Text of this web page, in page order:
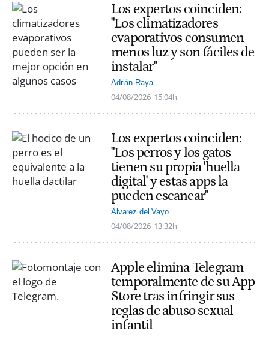
Los expertos coinciden:
"Los climatizadores
evaporativos consumen
menos luz y son fáciles de
instalar"
Adrián Raya
04/08/2026 15:04h
Los expertos coinciden:
"Los perros y los gatos
tienen su propia 'huella
digital' y estas apps la
pueden escanear"
Alvarez del Vayo
04/08/2026 13:32h
Apple elimina Telegram
temporalmente de su App
Store tras infringir sus
reglas de abuso sexual
infantil